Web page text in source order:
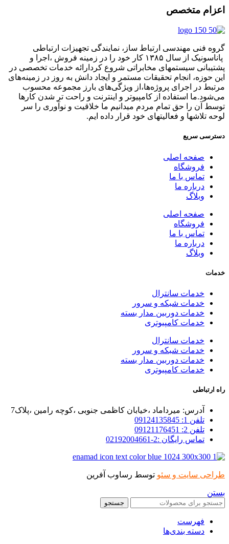
اعزام متخصص
گروه فنی مهندسی ارتباط ساز، نمایندگی تجهیزات ارتباطی
پاناسونیک از سال ۱۳۸۵ کار خود را در زمینه فروش ،اجرا و
پشتیبانی سیستمهای مخابراتی شروع کردارائه خدمات تخصصی در
این حوزه، انجام تحقیقات مستمر و ایجاد دانش به‌ روز در زمینه‌های
مرتبط در اجرای پروژه‌ها،از ویژگی‌های بارز مجموعه محسوب
می‌شود.ما استفاده از کامپیوتر و اینترنت و راحت تر شدن کارها
توسط آن را حق تمام مردم میدانیم ما خلاقیت و نوآوری را سر
لوحه تلاشها و فعالیتهای خود قرار داده ایم.
دسترسی سریع
صفحه اصلی
فروشگاه
تماس با ما
درباره ما
وبلاگ
صفحه اصلی
فروشگاه
تماس با ما
درباره ما
وبلاگ
خدمات
خدمات سانترال
خدمات شبکه و سرور
خدمات دوربین مدار بسته
خدمات کامپیوتری
خدمات سانترال
خدمات شبکه و سرور
خدمات دوربین مدار بسته
خدمات کامپیوتری
راه ارتباطی
آدرس: میرداماد ،خیابان کاظمی جنوبی ،کوچه رامین ،پلاک7
تلفن 1: 09124135845
تلفن 2: 09121176451
تماس رایگان :2-02192004661
طراحی سایت و سئو توسط رساوب آفرین
بستن
جستجو
فهرست
دسته بندی‌ها